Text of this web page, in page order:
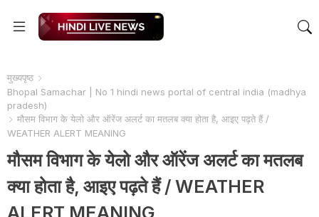
मुख्यपृष्ठ
Bhopal Samachar | No 1 hindi news portal of central india (madhya
pradesh)
मौसम विभाग के येलो और ऑरेंज अलर्ट का मतलब क्या होता है, आइए पढ़ते हैं /
WEATHER ALERT MEANING
मौसम विभाग के येलो और ऑरेंज अलर्ट का मतलब
क्या होता है, आइए पढ़ते हैं / WEATHER
ALERT MEANING